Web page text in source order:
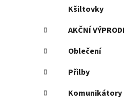
Kšiltovky
AKČNÍ
Oblečení
Přilby
Komunikátory